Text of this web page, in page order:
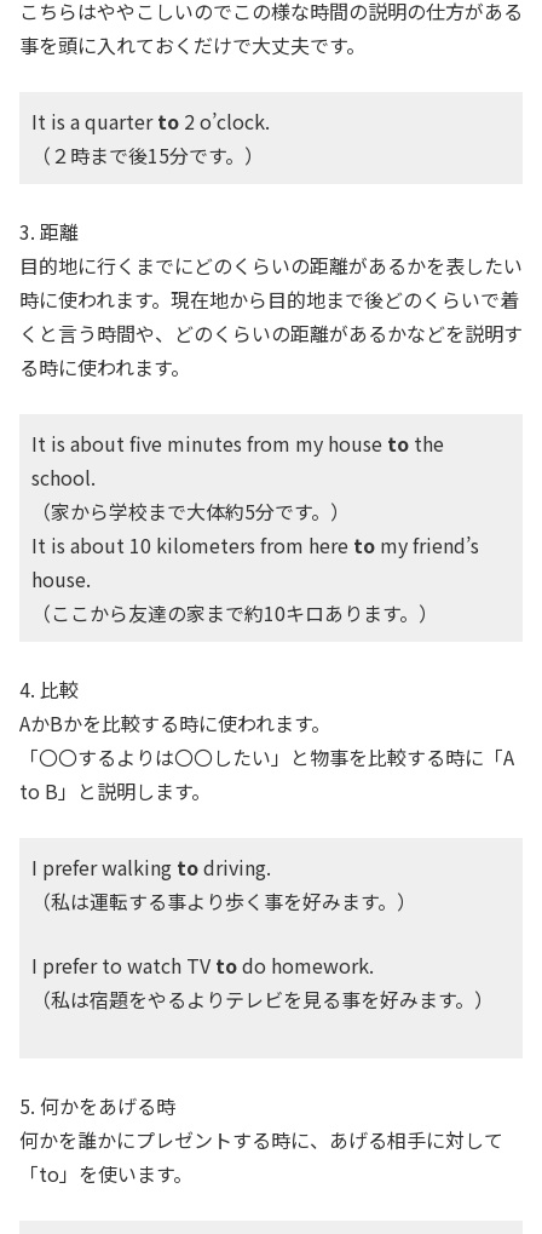
こちらはややこしいのでこの様な時間の説明の仕方がある
事を頭に入れておくだけで大丈夫です。
It is a quarterto 2 o’clock.
（２時まで後15分です。）
3. 距離
目的地に行くまでにどのくらいの距離があるかを表したい
時に使われます。現在地から目的地まで後どのくらいで着
くと言う時間や、どのくらいの距離があるかなどを説明す
る時に使われます。
It is about five minutes from my house to the
school.
（家から学校まで大体約5分です。）
It is about 10 kilometers from here to my friend’s
house.
（ここから友達の家まで約10キロあります。）
4. 比較
AかBかを比較する時に使われます。
「〇〇するよりは〇〇したい」と物事を比較する時に「A
to B」と説明します。
I prefer walking todriving.
（私は運転する事より歩く事を好みます。）
I prefer to watch TV todo homework.
（私は宿題をやるよりテレビを見る事を好みます。）
5. 何かをあげる時
何かを誰かにプレゼントする時に、あげる相手に対して
「to」を使います。